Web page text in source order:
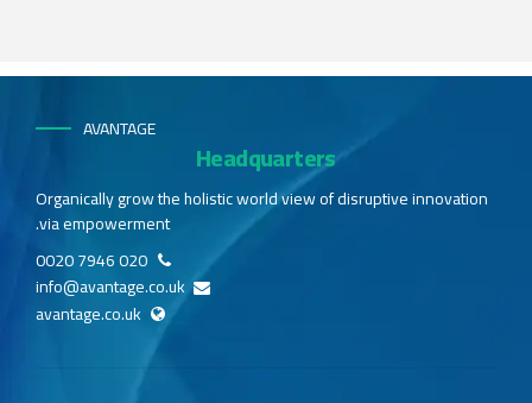
AVANTAGE
Headquarters
Organically grow the holistic world view of disruptive innovation
via empowerment.
020 7946 0020
info@avantage.co.uk
avantage.co.uk